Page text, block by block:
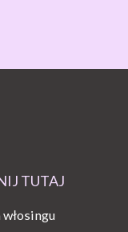
TUTAJ
włosingu